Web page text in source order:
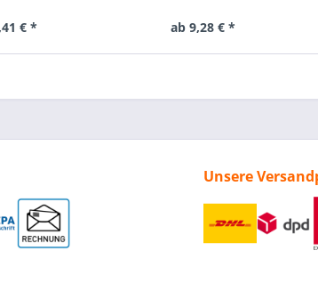
€ * ab 9,28 € *
Unsere